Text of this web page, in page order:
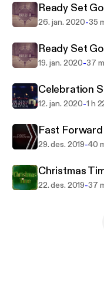
Ready Set
26. jan. 2020-35
Ready Set
19. jan. 2020-37
Celebration
12. jan. 2020-1 h
Fast Forward
29. des. 2019-40
Christmas
22. des. 2019-37